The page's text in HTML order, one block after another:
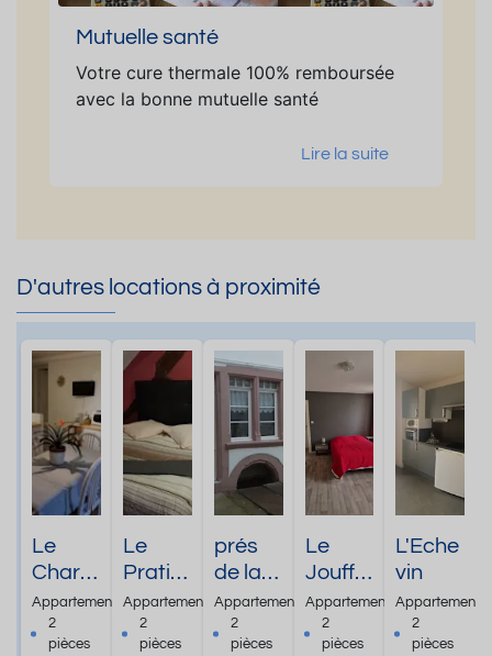
Mutuelle santé
Votre cure thermale 100% remboursée
avec la bonne mutuelle santé
Lire la suite
D'autres locations à proximité
Le
Charm
ant
Appartement
2
pièces
Le
Pratiq
ue
Appartement
2
pièces
prés
de la
tour ***
Appartement
2
pièces
Le
Jouffr
oy
Appartement
2
pièces
L'Eche
vin
Appartement
2
pièces